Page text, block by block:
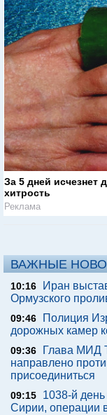
За 5 дней исчезнет
хитрость
Реклама
ВАЖНЫЕ
10:16
Иран
Ормузского
09:46
Полиция
дорожных камер
09:36
Глава МИД
направлено
присоединиться
09:15
1038-й
Сирии, операции